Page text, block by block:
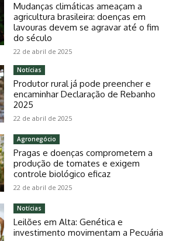
Mudanças climáticas ameaçam a
agricultura brasileira: doenças em
lavouras devem se agravar até o fim
do século
22 de abril de 2025
Notícias
Produtor rural já pode preencher e
encaminhar Declaração de Rebanho
2025
22 de abril de 2025
Agronegócio
Pragas e doenças comprometem a
produção de tomates e exigem
controle biológico eficaz
22 de abril de 2025
Notícias
Leilões em Alta: Genética e
investimento movimentam a Pecuária